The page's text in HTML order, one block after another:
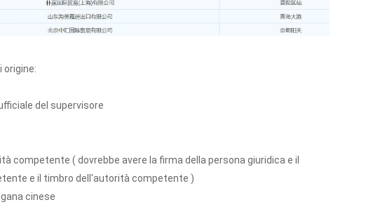
origine:
del supervisore
competente ( dovrebbe avere la firma della persona giuridica e il
e il timbro dell'autorità competente )
cinese